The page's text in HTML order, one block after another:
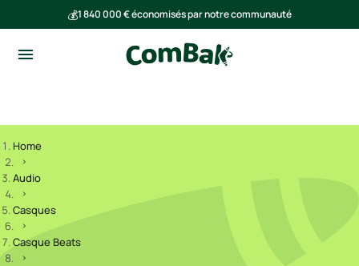
💰1 840 000 € économisés par notre communauté
Home
Audio
Casques
Casque Beats